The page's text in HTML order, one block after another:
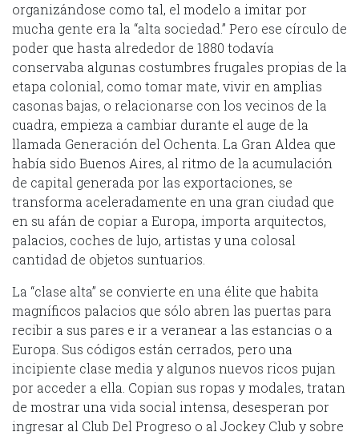
organizándose como tal, el modelo a imitar por
mucha gente era la “alta sociedad.” Pero ese círculo de
poder que hasta alrededor de 1880 todavía
conservaba algunas costumbres frugales propias de la
etapa colonial, como tomar mate, vivir en amplias
casonas bajas, o relacionarse con los vecinos de la
cuadra, empieza a cambiar durante el auge de la
llamada Generación del Ochenta. La Gran Aldea que
había sido Buenos Aires, al ritmo de la acumulación
de capital generada por las exportaciones, se
transforma aceleradamente en una gran ciudad que
en su afán de copiar a Europa, importa arquitectos,
palacios, coches de lujo, artistas y una colosal
cantidad de objetos suntuarios.
La “clase alta” se convierte en una élite que habita
magníficos palacios que sólo abren las puertas para
recibir a sus pares e ir a veranear a las estancias o a
Europa. Sus códigos están cerrados, pero una
incipiente clase media y algunos nuevos ricos pujan
por acceder a ella. Copian sus ropas y modales, tratan
de mostrar una vida social intensa, desesperan por
ingresar al Club Del Progreso o al Jockey Club y sobre